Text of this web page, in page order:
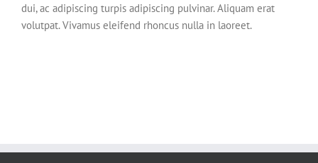
dui, ac adipiscing turpis adipiscing pulvinar. Aliquam erat
volutpat. Vivamus eleifend rhoncus nulla in laoreet.